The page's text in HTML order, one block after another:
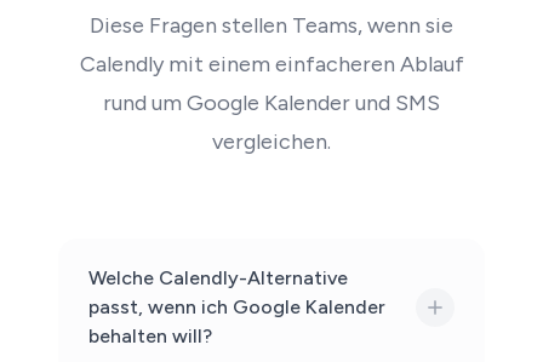
Diese Fragen stellen Teams, wenn sie
Calendly mit einem einfacheren Ablauf
rund um Google Kalender und SMS
vergleichen.
Welche Calendly-Alternative
passt, wenn ich Google Kalender
behalten will?